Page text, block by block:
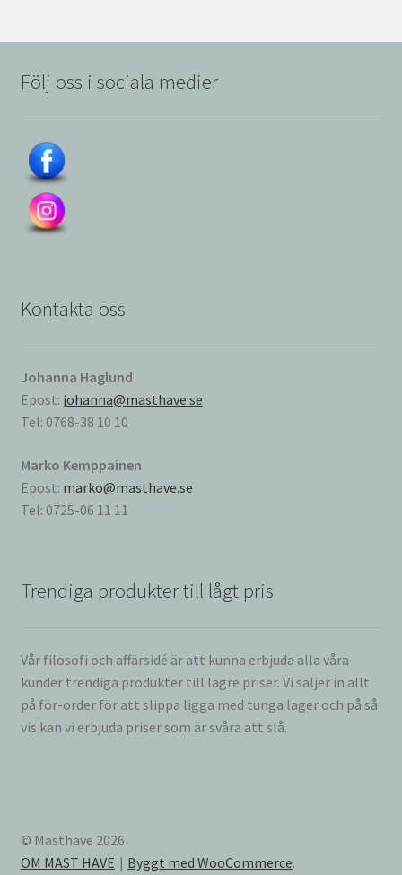
Följ oss i sociala medier
Kontakta oss
Johanna Haglund
Epost: johanna@masthave.se
Tel: 0768-38 10 10
Marko Kemppainen
Epost: marko@masthave.se
Tel: 0725-06 11 11
Trendiga produkter till lågt pris
Vår filosofi och affärsidé är att kunna erbjuda alla våra
kunder trendiga produkter till lägre priser. Vi säljer in allt
på för-order för att slippa ligga med tunga lager och på så
vis kan vi erbjuda priser som är svåra att slå.
© Masthave 2026
OM MAST HAVE
Byggt med WooCommerce.